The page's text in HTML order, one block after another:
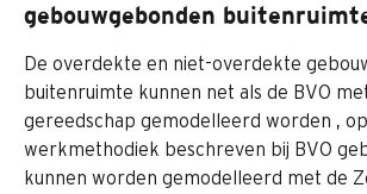
gebouwgebonden
De overdekte en niet-overdekte
buitenruimte kunnen net als de BVO
gereedschap gemodelleerd worden ,
werkmethodiek beschreven bij BVO
kunnen worden gemodelleerd met de